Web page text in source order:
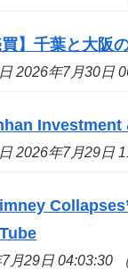
買】千葉と大阪
2026年7月30日
Investment
2026年7月29日
月29日 04:03:30 （